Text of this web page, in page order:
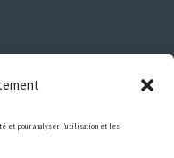
et pour analyser l’utilisation et les